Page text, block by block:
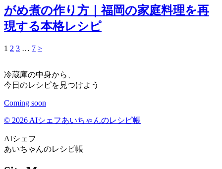
がめ煮の作り方｜福岡の家庭料理を再
現する本格レシピ
1 2 3 … 7 >
冷蔵庫の中身から、
今日のレシピを見つけよう
Coming soon
© 2026 AIシェフあいちゃんのレシピ帳
AIシェフ
あいちゃんのレシピ帳